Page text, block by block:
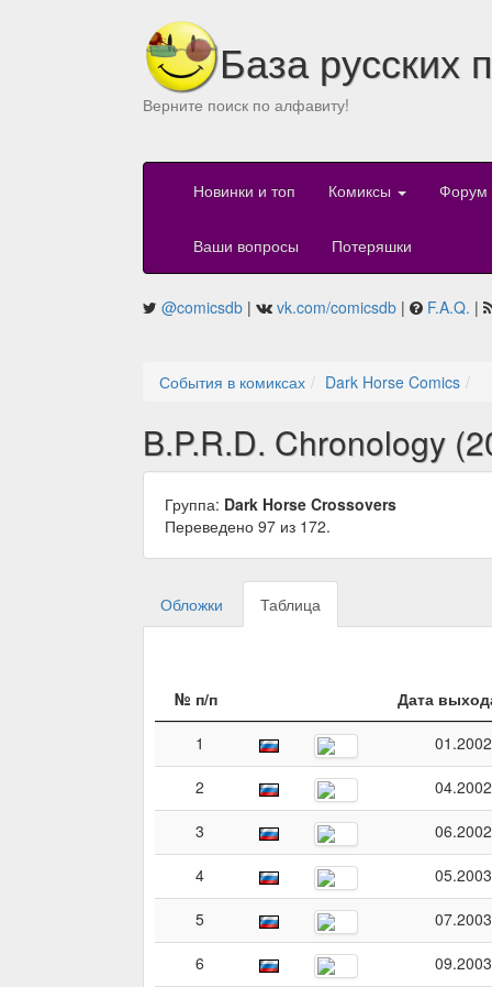
База русских
Верните поиск по алфавиту!
Новинки и топ Комиксы Форум
Ваши вопросы Потеряшки
@comicsdb | vk.com/comicsdb | F.A.Q. |
События в комиксах Dark Horse Comics
B.P.R.D. Chronology
Группа: Dark Horse Crossovers
Переведено 97 из 172.
Обложки Таблица
№ п/п
Дата
1
01.2002
2
04.2002
3
06.2002
4
05.2003
5
07.2003
6
09.2003